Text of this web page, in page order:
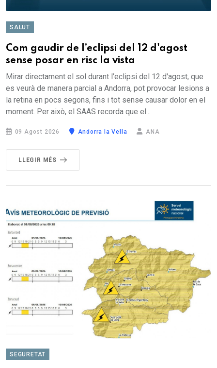
SALUT
Com gaudir de l’eclipsi del 12 d'agost
sense posar en risc la vista
Mirar directament el sol durant l’eclipsi del 12 d'agost, que
es veurà de manera parcial a Andorra, pot provocar lesions a
la retina en pocs segons, fins i tot sense causar dolor en el
moment. Per això, el SAAS recorda que el...
09 Agost 2026 Andorra la Vella ANA
LLEGIR MÉS
SEGURETAT